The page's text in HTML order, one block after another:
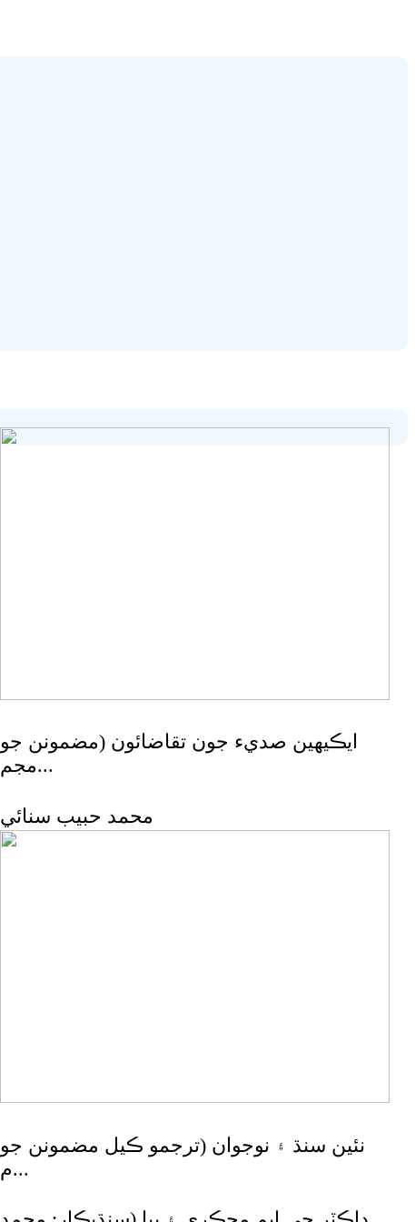
ايڪيھين صديء جون تقاضائون (مضمونن جو
مجم...
محمد حبيب سنائي
نئين سنڌ ۽ نوجوان (ترجمو ڪيل مضمونن جو
م...